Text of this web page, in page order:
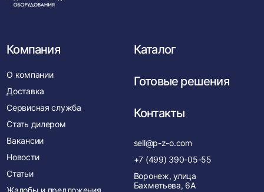
Компания
О компании
Доставка
Сервисная служба
Стать дилером
Вакансии
Новости
Статьи
Жалобы и предложения
Каталог
Готовые решения
Контакты
sell@p-z-o.com
+7 (499) 390-05-55
Воронеж, улица
Бахметьева, 6А